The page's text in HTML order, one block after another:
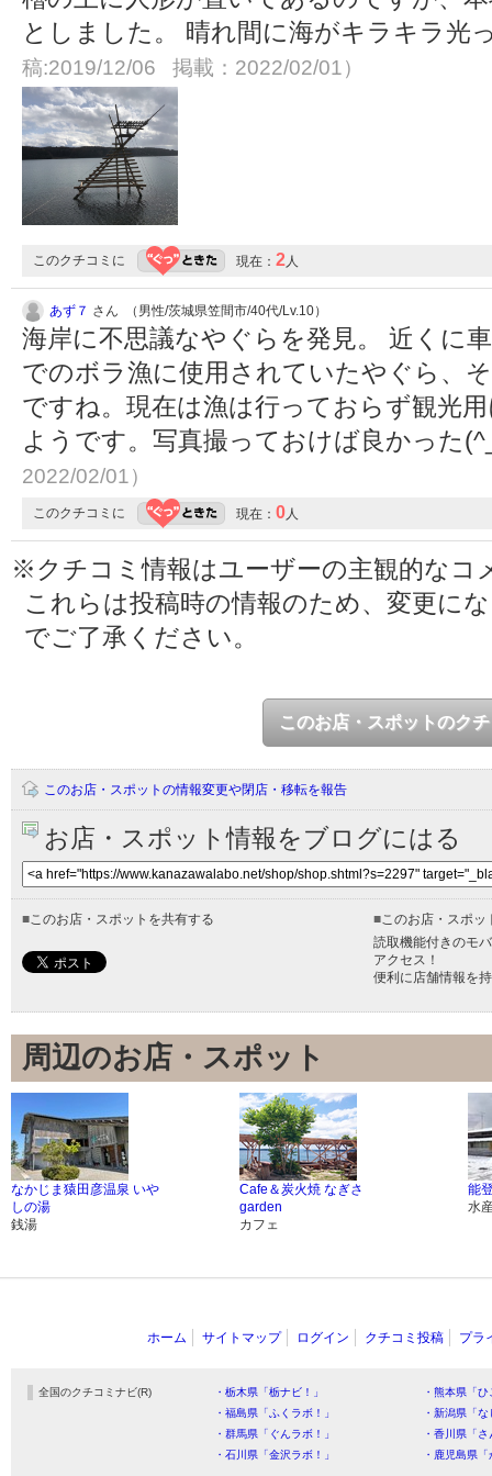
としました。 晴れ間に海がキラキラ光
稿:2019/12/06 掲載：2022/02/01）
このクチコミに 現在： 2人
あず７ さん （男性/茨城県笠間市/40代/Lv.10）
海岸に不思議なやぐらを発見。 近くに
でのボラ漁に使用されていたやぐら、
ですね。現在は漁は行っておらず観光
ようです。写真撮っておけば良かった
2022/02/01）
このクチコミに 現在： 0人
※クチコミ情報はユーザーの主観的なコ
これらは投稿時の情報のため、変更に
でご了承ください。
このお店・スポットのク
このお店・スポットの情報変更や閉店・移転を報告
お店・スポット情報をブログにはる
■このお店・スポットを共有する ■このお店・スポッ
読取機能付きのモ
アクセス！
便利に店舗情報を
周辺のお店・スポット
なかじま猿田彦温泉 いや
しの湯
銭湯
Cafe＆炭火焼 なぎさ
garden
カフェ
能
水
ホーム サイトマップ ログイン クチコミ投稿 プラ
全国のクチコミナビ(R) ・栃木県「栃ナビ！」
・熊本県「
・福島県「ふくラボ！」
・新潟県「
・群馬県「ぐんラボ！」
・香川県「
・石川県「金沢ラボ！」
・鹿児島県